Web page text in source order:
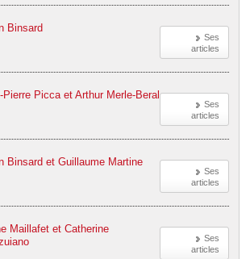
Ses
articles
Binsard
Ses
articles
Pierre Picca et Arthur Merle-Beral
Ses
articles
Binsard et Guillaume Martine
Ses
articles
Maillafet et Catherine